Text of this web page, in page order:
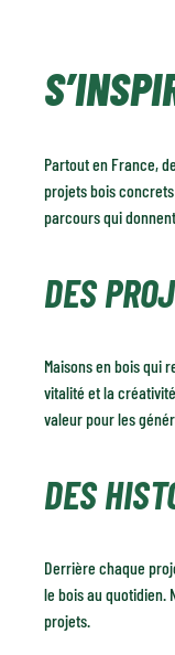
Partout en France,
projets bois
parcours qui
DES
Maisons en bois qui
vitalité et la
valeur pour les
DES
Derrière chaque
le bois au quotidien.
projets.